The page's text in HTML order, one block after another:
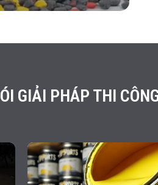
GIẢI PHÁP THI